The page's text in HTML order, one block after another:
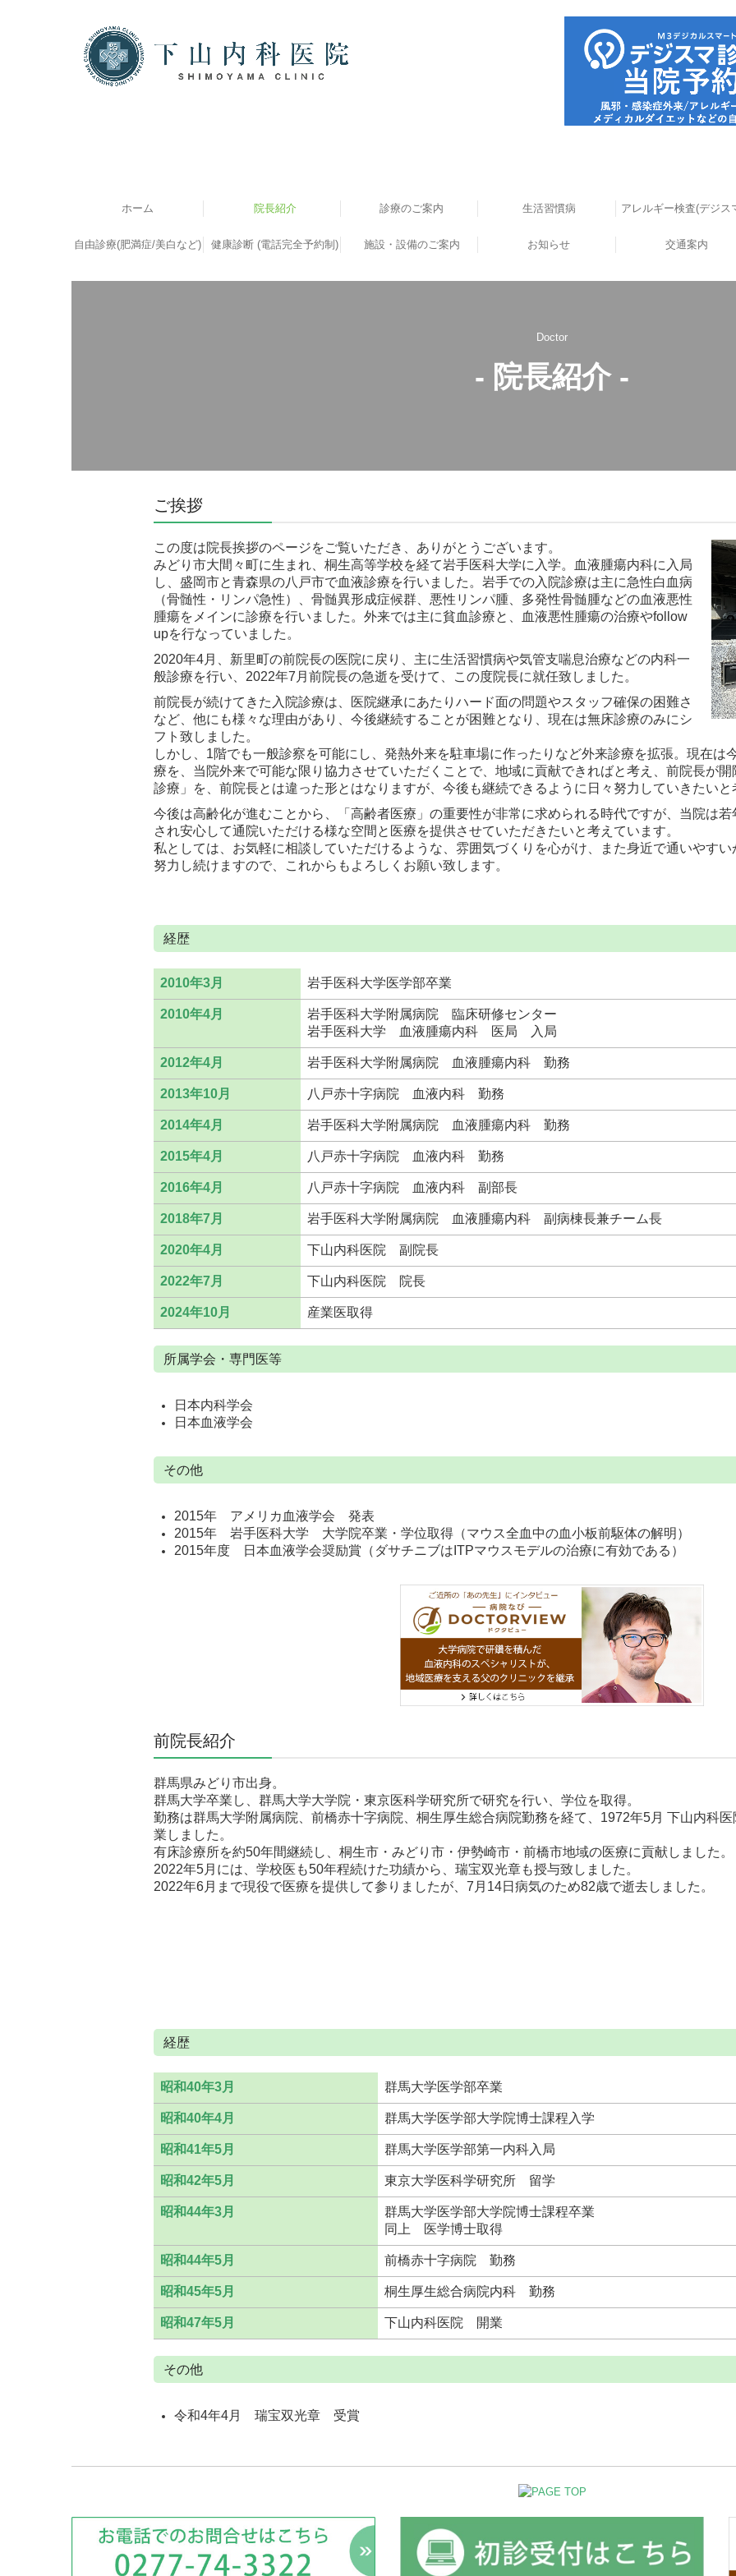
ホーム
マイナ保険証
院長紹介 診療のご案内 生活習慣病 アレルギー検査(デジス
自由診療(肥満症/美白など) 健康診断 (電話完全予約制) 施設・設備のご案内 お知らせ
過去のお知らせ
交通案内
Doctor
- 院長紹介 -
ご挨拶
この度は院長挨拶のページをご覧いただき、ありがとうございます。
みどり市大間々町に生まれ、桐生高等学校を経て岩手医科大学に入学。血液腫瘍内科に入局
し、盛岡市と青森県の八戸市で血液診療を行いました。岩手での入院診療は主に急性白血病
（骨髄性・リンパ急性）、骨髄異形成症候群、悪性リンパ腫、多発性骨髄腫などの血液悪性
腫瘍をメインに診療を行いました。外来では主に貧血診療と、血液悪性腫瘍の治療やfollow
upを行なっていました。
2020年4月、新里町の前院長の医院に戻り、主に生活習慣病や気管支喘息治療などの内科一
般診療を行い、2022年7月前院長の急逝を受けて、この度院長に就任致しました。
前院長が続けてきた入院診療は、医院継承にあたりハード面の問題やスタッフ確保の困難さ
など、他にも様々な理由があり、今後継続することが困難となり、現在は無床診療のみにシ
フト致しました。
しかし、1階でも一般診察を可能にし、発熱外来を駐車場に作ったりなど外来診療を拡張。現在は
療を、当院外来で可能な限り協力させていただくことで、地域に貢献できればと考え、前院長が
診療」を、前院長とは違った形とはなりますが、今後も継続できるように日々努力していきたい
今後は高齢化が進むことから、「高齢者医療」の重要性が非常に求められる時代ですが、当院は
され安心して通院いただける様な空間と医療を提供させていただきたいと考えています。
私としては、お気軽に相談していただけるような、雰囲気づくりを心がけ、また身近で通いやす
努力し続けますので、これからもよろしくお願い致します。
経歴
2010年3月 岩手医科大学医学部卒業
2010年4月
岩手医科大学附属病院 臨床研修センター
岩手医科大学 血液腫瘍内科 医局 入局
2012年4月 岩手医科大学附属病院 血液腫瘍内科 勤務
2013年10月 八戸赤十字病院 血液内科 勤務
2014年4月 岩手医科大学附属病院 血液腫瘍内科 勤務
2015年4月 八戸赤十字病院 血液内科 勤務
2016年4月 八戸赤十字病院 血液内科 副部長
2018年7月 岩手医科大学附属病院 血液腫瘍内科 副病棟長兼チーム長
2020年4月 下山内科医院 副院長
2022年7月 下山内科医院 院長
2024年10月 産業医取得
所属学会・専門医等
日本内科学会
日本血液学会
その他
2015年 アメリカ血液学会 発表
2015年 岩手医科大学 大学院卒業・学位取得（マウス全血中の血小板前駆体の解明）
2015年度 日本血液学会奨励賞（ダサチニブはITPマウスモデルの治療に有効である）
前院長紹介
群馬県みどり市出身。
群馬大学卒業し、群馬大学大学院・東京医科学研究所で研究を行い、学位を取得。
勤務は群馬大学附属病院、前橋赤十字病院、桐生厚生総合病院勤務を経て、 1972年5月 下山内科医
業しました。
有床診療所を約50年間継続し、桐生市・みどり市・伊勢崎市・前橋市地域の医療に貢献しました。
2022年5月には、学校医も50年程続けた功績から、瑞宝双光章も授与致しました。
2022年6月まで現役で医療を提供して参りましたが、7月14日病気のため82歳で逝去しました。
経歴
昭和40年3月 群馬大学医学部卒業
昭和40年4月 群馬大学医学部大学院博士課程入学
昭和41年5月 群馬大学医学部第一内科入局
昭和42年5月 東京大学医科学研究所 留学
昭和44年3月
群馬大学医学部大学院博士課程卒業
同上 医学博士取得
昭和44年5月 前橋赤十字病院 勤務
昭和45年5月 桐生厚生総合病院内科 勤務
昭和47年5月 下山内科医院 開業
その他
令和4年4月 瑞宝双光章 受賞